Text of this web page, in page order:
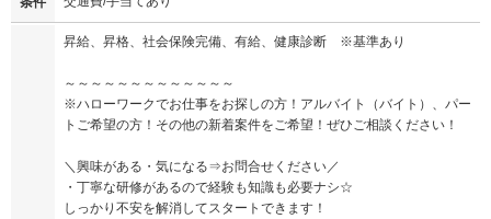
昇給、昇格、社会保険完備、有給、健康診断 ※基準あり
～～～～～～～～～～～～～
※ハローワークでお仕事をお探しの方！アルバイト（バイト）、パー
トご希望の方！その他の新着案件をご希望！ぜひご相談ください！
＼興味がある・気になる⇒お問合せください／
・丁寧な研修があるので経験も知識も必要ナシ☆
しっかり不安を解消してスタートできます！